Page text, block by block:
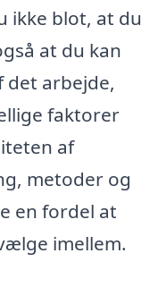
ikke blot, at du
at du kan
det arbejde,
faktorer
af
metoder og
en fordel at
imellem.